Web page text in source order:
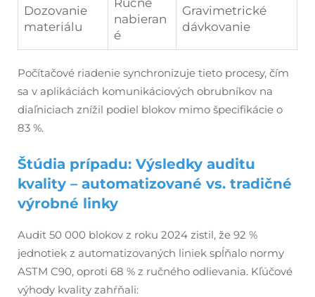
Dozovanie
materiálu
Ručné
nabieran
é
Gravimetrické
dávkovanie
Počítačové riadenie synchronizuje tieto procesy, čím
sa v aplikáciách komunikáciových obrubníkov na
diaľniciach znížil podiel blokov mimo špecifikácie o
83 %.
Štúdia prípadu: Výsledky auditu
kvality – automatizované vs. tradičné
výrobné linky
Audit 50 000 blokov z roku 2024 zistil, že 92 %
jednotiek z automatizovaných liniek spĺňalo normy
ASTM C90, oproti 68 % z ručného odlievania. Kľúčové
výhody kvality zahŕňali: